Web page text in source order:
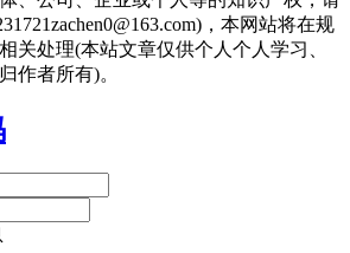
，本网站将在规
关处理(本站文章仅供个人个人学习、
作者所有)。